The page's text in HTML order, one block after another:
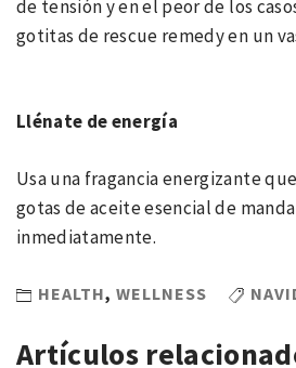
de tensión y en el peor de los
gotitas de rescue remedy en un
Llénate de energía
Usa una fragancia energizante
gotas de aceite esencial de
inmediatamente.
HEALTH, WELLNESS
Artículos